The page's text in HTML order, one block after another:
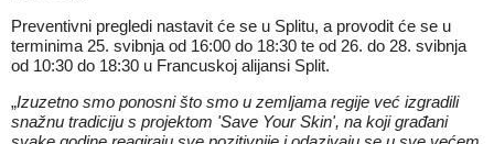
Preventivni pregledi nastavit će se u Splitu, a provodit će se u
terminima 25. svibnja od 16:00 do 18:30 te od 26. do 28. svibnja
od 10:30 do 18:30 u Francuskoj alijansi Split.
„Izuzetno smo ponosni što smo u zemljama regije već izgradili
snažnu tradiciju s projektom 'Save Your Skin', na koji građani